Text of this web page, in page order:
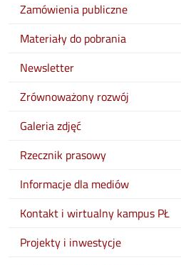
Zamówienia publiczne
Materiały do pobrania
Newsletter
Zrównoważony rozwój
Galeria zdjęć
Rzecznik prasowy
Informacje dla mediów
Kontakt i wirtualny kampus PŁ
Projekty i inwestycje